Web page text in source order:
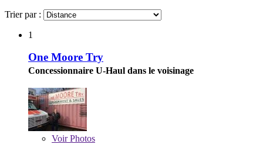
Trier par :
1
One Moore Try
Concessionnaire U-Haul dans le voisinage
VoirPhotos